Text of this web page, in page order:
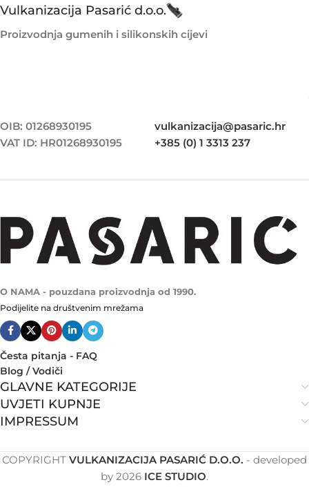
Vulkanizacija Pasarić d.o.o.
Proizvodnja gumenih i silikonskih cijevi
OIB: 01268930195
VAT ID: HR01268930195
vulkanizacija@pasaric.hr
+385 (0) 1 3313 237
O NAMA - pouzdana proizvodnja od 1990.
Podijelite na društvenim mrežama
Česta pitanja - FAQ
Blog / Vodiči
GLAVNE KATEGORIJE
UVJETI KUPNJE
IMPRESSUM
COPYRIGHT VULKANIZACIJA PASARIĆ D.O.O. - developed
by 2026 ICE STUDIO.